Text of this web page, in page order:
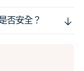
否安全？